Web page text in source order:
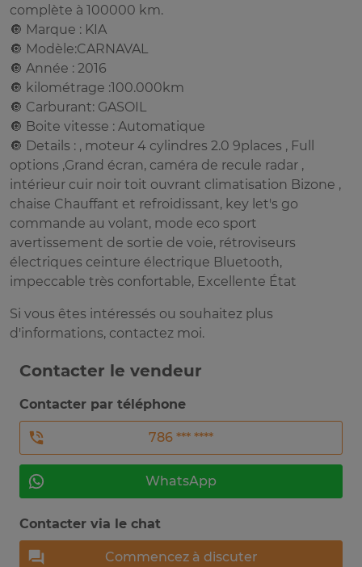
complète à 100000 km.
🔘 Marque : KIA
🔘 Modèle:CARNAVAL
🔘 Année : 2016
🔘 kilométrage :100.000km
🔘 Carburant: GASOIL
🔘 Boite vitesse : Automatique
🔘 Details : , moteur 4 cylindres 2.0 9places , Full
options ,Grand écran, caméra de recule radar ,
intérieur cuir noir toit ouvrant climatisation Bizone ,
chaise Chauffant et refroidissant, key let's go
commande au volant, mode eco sport
avertissement de sortie de voie, rétroviseurs
électriques ceinture électrique Bluetooth,
impeccable très confortable, Excellente État
Si vous êtes intéressés ou souhaitez plus
d'informations, contactez moi.
Contacter le vendeur
Contacter par téléphone
786 *** ****
WhatsApp
Contacter via le chat
Commencez à discuter